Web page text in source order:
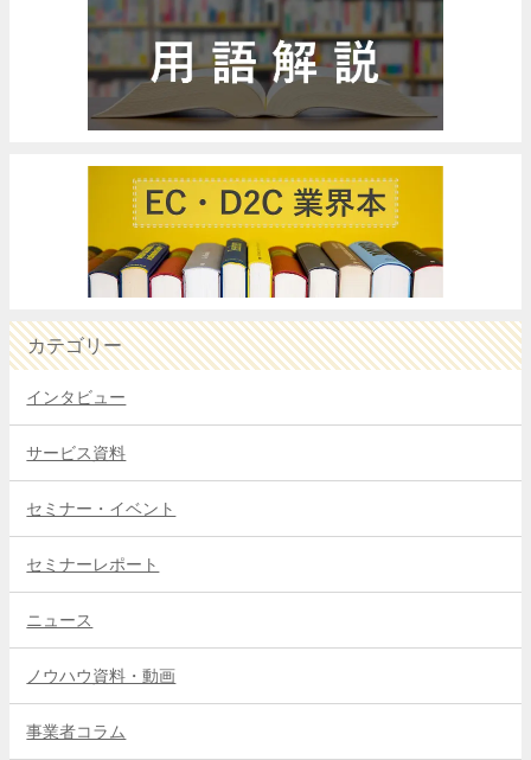
カテゴリー
インタビュー
サービス資料
セミナー・イベント
セミナーレポート
ニュース
ノウハウ資料・動画
事業者コラム